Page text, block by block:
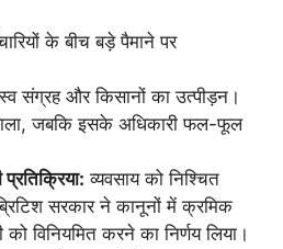
के बीच बड़े पैमाने पर
संग्रह और किसानों का उत्पीड़न।
जबकि इसके अधिकारी फल-फूल
व्यवसाय को निश्चित
सरकार ने कानूनों में क्रमिक
विनियमित करने का निर्णय लिया।